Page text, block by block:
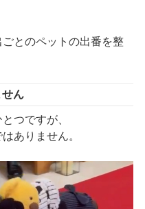
とのペットの出番を整
せん
つですが、
ありません。